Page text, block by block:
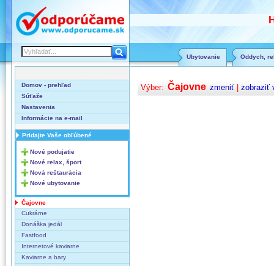
Oddych,
Ubytovanie
Domov - prehľad
Súťaže
Nastavenia
Informácie na e-mail
Pridajte Vaše obľúbené
Nové podujatie
Nové relax, šport
Nová reštaurácia
Nové ubytovanie
Čajovne
Cukrárne
Donáška jedál
Fastfood
Internetové kaviarne
Kaviarne a bary
Výber: Čajovne zmeniť zobraziť